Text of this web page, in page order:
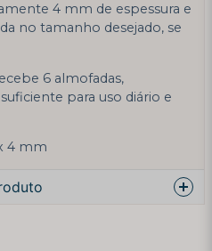
4 mm de espessura e
no tamanho desejado, se
6 almofadas,
para uso diário e
4 mm
este produto ...